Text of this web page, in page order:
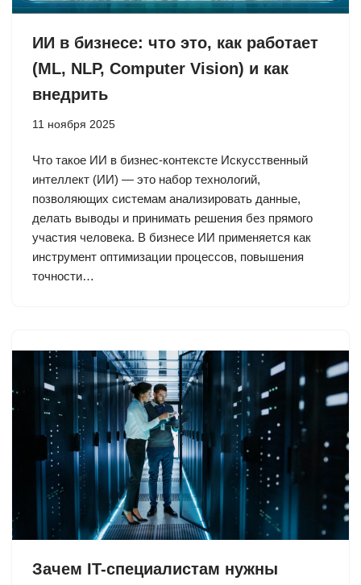
ИИ в бизнесе: что это, как работает
(ML, NLP, Computer Vision) и как
внедрить
11 ноября 2025
Что такое ИИ в бизнес-контексте Искусственный
интеллект (ИИ) — это набор технологий,
позволяющих системам анализировать данные,
делать выводы и принимать решения без прямого
участия человека. В бизнесе ИИ применяется как
инструмент оптимизации процессов, повышения
точности…
Зачем IT-специалистам нужны